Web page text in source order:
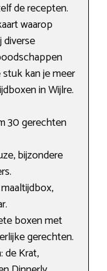
de recepten.
waarop
kan je meer
in Wijlre.
30 gerechten
bijzondere
boxen met
gerechten.
de Krat,